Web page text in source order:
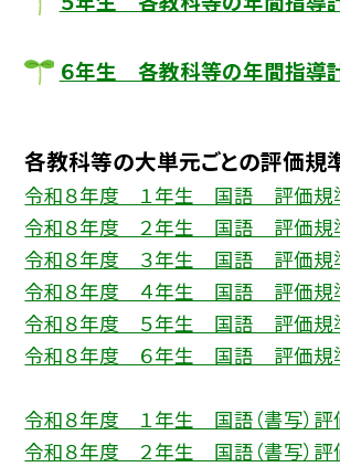
６年生 各教科等の年間指導
各教科等の大単元ごとの評価規
令和８年度 １年生 国語 評価規
令和８年度 ２年生 国語 評価規
令和８年度 ３年生 国語 評価規
令和８年度 ４年生 国語 評価規
令和８年度 ５年生 国語 評価規
令和８年度 ６年生 国語 評価規
令和８年度 １年生 国語（書写）評
令和８年度 ２年生 国語（書写）評